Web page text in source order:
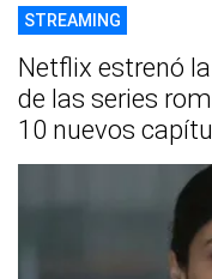
STREAMING
Netflix estrenó
de las series
10 nuevos